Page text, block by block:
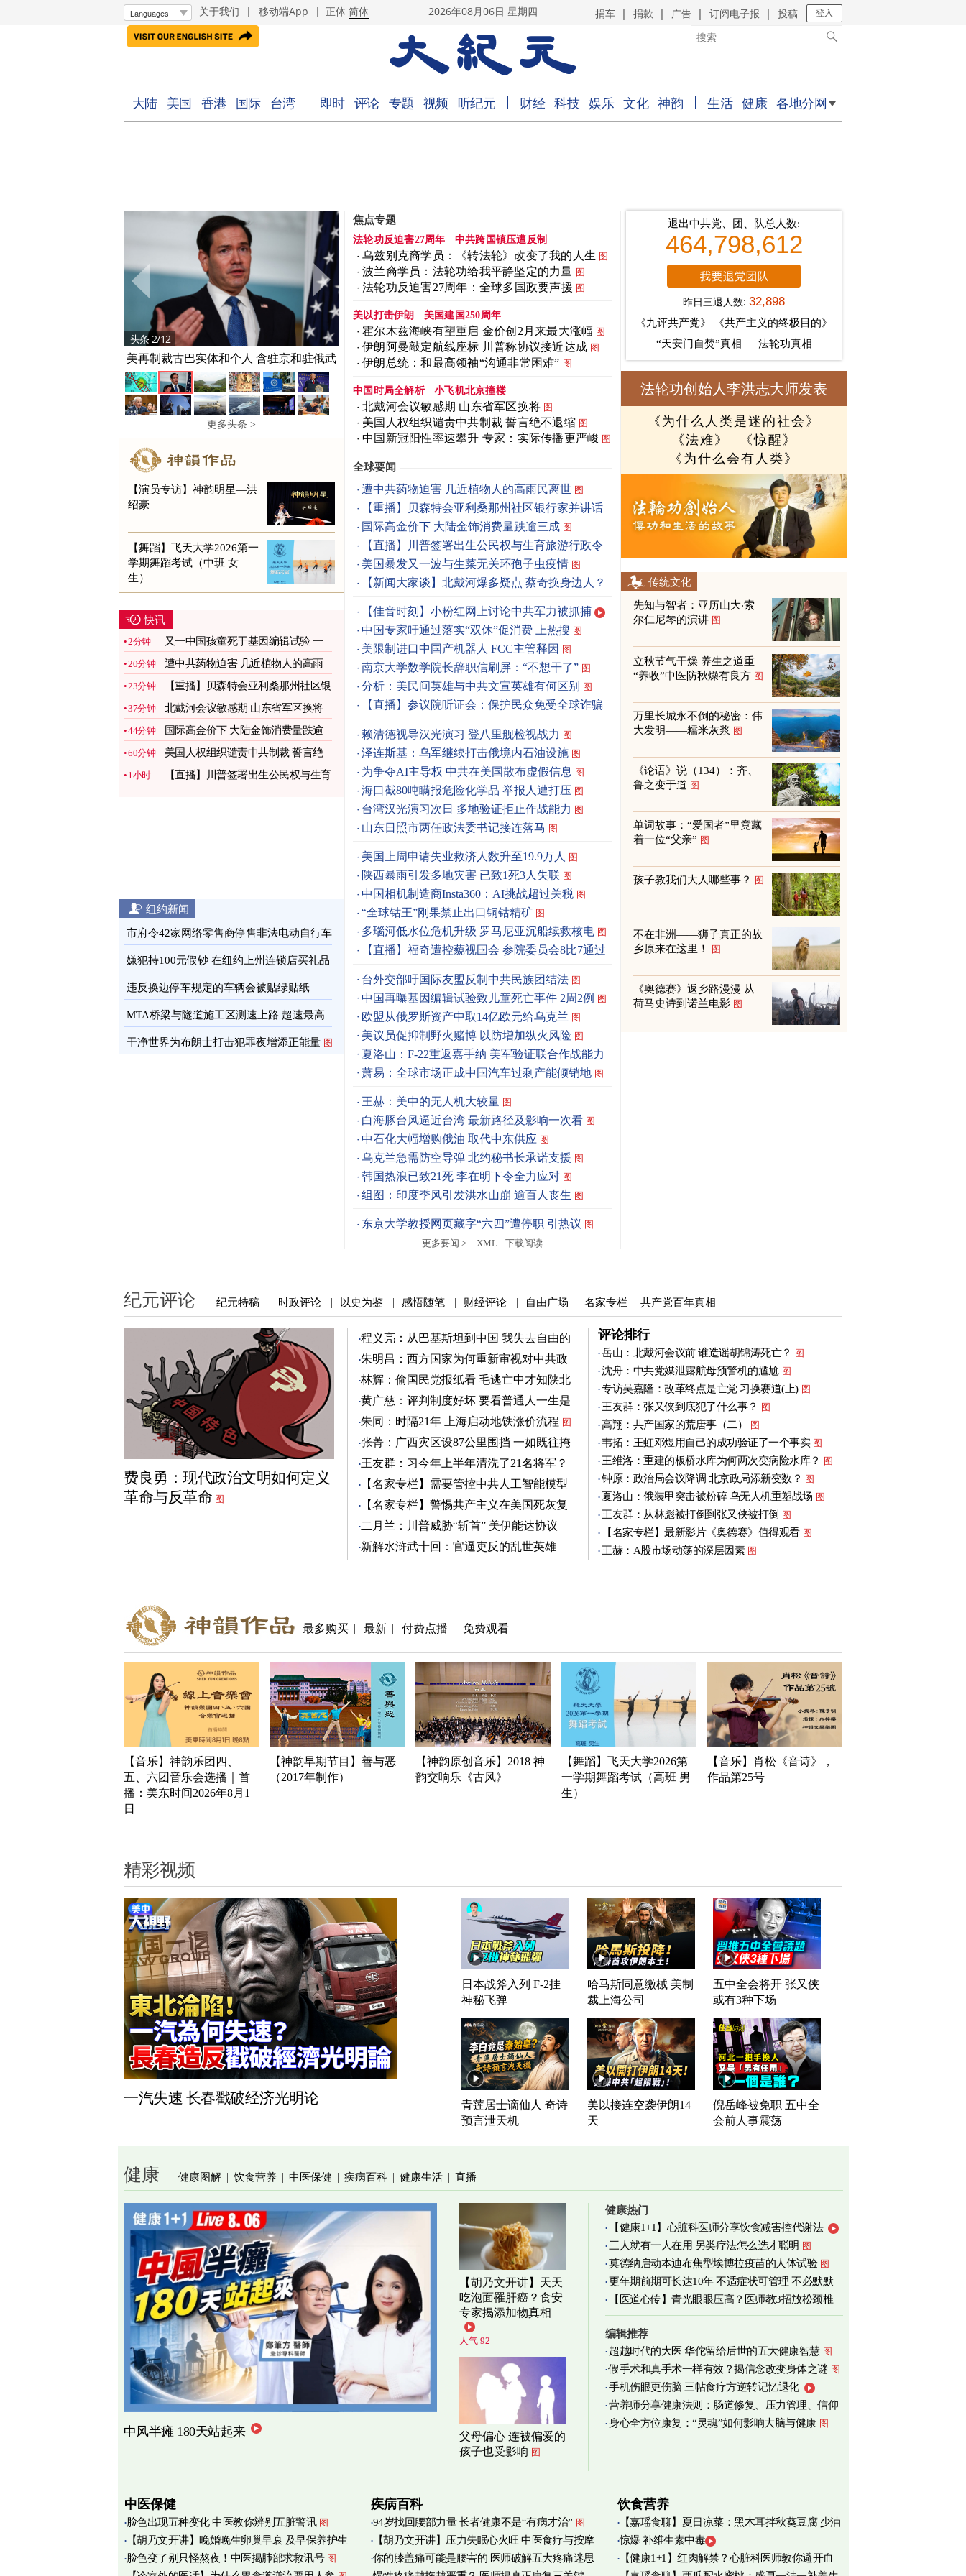
关于我们 | 移动端App | 正体 简体 2026年08月06日 星期四 捐车 捐款 广告 订阅电子报 投稿 登入
大陆 美国 香港 国际 台湾 即时 评论 专题 视频 听纪元 财经 科技 娱乐 文化 神韵 生活 健康 各地分网
头条 2/12
美再制裁古巴实体和个人 含驻京和驻俄武
官
更多头条 >
【演员专访】神韵明星—洪
绍豪
【舞蹈】飞天大学2026第一
学期舞蹈考试（中班 女
生）
快讯
2分钟
又一中国孩童死于基因编辑试验 一
文看懂 图
20分钟
遭中共药物迫害 几近植物人的高雨
民离世 图
23分钟
【重播】贝森特会亚利桑那州社区银
行家并讲话
37分钟 北戴河会议敏感期 山东省军区换将
图
44分钟
国际高金价下 大陆金饰消费量跌逾
三成 图
60分钟
美国人权组织谴责中共制裁 誓言绝
不退缩 图
1小时
【直播】川普签署出生公民权与生育
纽约新闻
市府令42家网络零售商停售非法电动自行车
图
嫌犯持100元假钞 在纽约上州连锁店买礼品
卡 图
违反换边停车规定的车辆会被贴绿贴纸
MTA桥梁与隧道施工区测速上路 超速最高
罚100元 图
干净世界为布朗士打击犯罪夜增添正能量 图
焦点专题
法轮功反迫害27周年 中共跨国镇压遭反制
乌兹别克裔学员：《转法轮》改变了我的人生 图
波兰裔学员：法轮功给我平静坚定的力量 图
法轮功反迫害27周年：全球多国政要声援 图
美以打击伊朗 美国建国250周年
霍尔木兹海峡有望重启 金价创2月来最大涨幅 图
伊朗阿曼敲定航线座标 川普称协议接近达成 图
伊朗总统：和最高领袖“沟通非常困难” 图
中国时局全解析 小飞机北京撞楼
北戴河会议敏感期 山东省军区换将 图
美国人权组织谴责中共制裁 誓言绝不退缩 图
中国新冠阳性率速攀升 专家：实际传播更严峻 图
全球要闻
遭中共药物迫害 几近植物人的高雨民离世 图
【重播】贝森特会亚利桑那州社区银行家并讲话
国际高金价下 大陆金饰消费量跌逾三成 图
【直播】川普签署出生公民权与生育旅游行政令
美国暴发又一波与生菜无关环孢子虫疫情 图
【新闻大家谈】北戴河爆多疑点 蔡奇换身边人？
【佳音时刻】小粉红网上讨论中共军力被抓捕
中国专家吁通过落实“双休”促消费 上热搜 图
美限制进口中国产机器人 FCC主管释因 图
南京大学数学院长辞职信刷屏：“不想干了” 图
分析：美民间英雄与中共文宣英雄有何区别 图
【直播】参议院听证会：保护民众免受全球诈骗
赖清德视导汉光演习 登八里舰检视战力 图
泽连斯基：乌军继续打击俄境内石油设施 图
为争夺AI主导权 中共在美国散布虚假信息 图
海口截80吨瞒报危险化学品 举报人遭打压 图
台湾汉光演习次日 多地验证拒止作战能力 图
山东日照市两任政法委书记接连落马 图
美国上周申请失业救济人数升至19.9万人 图
陕西暴雨引发多地灾害 已致1死3人失联 图
中国相机制造商Insta360：AI挑战超过关税 图
“全球钴王”刚果禁止出口铜钴精矿 图
多瑙河低水位危机升级 罗马尼亚沉船续救核电 图
【直播】福奇遭控藐视国会 参院委员会8比7通过
台外交部吁国际友盟反制中共民族团结法 图
中国再曝基因编辑试验致儿童死亡事件 2周2例 图
欧盟从俄罗斯资产中取14亿欧元给乌克兰 图
美议员促抑制野火赌博 以防增加纵火风险 图
夏洛山：F-22重返嘉手纳 美军验证联合作战能力
图
萧易：全球市场正成中国汽车过剩产能倾销地 图
王赫：美中的无人机大较量 图
白海豚台风逼近台湾 最新路径及影响一次看 图
中石化大幅增购俄油 取代中东供应 图
乌克兰急需防空导弹 北约秘书长承诺支援 图
韩国热浪已致21死 李在明下令全力应对 图
组图：印度季风引发洪水山崩 逾百人丧生 图
东京大学教授网页藏字“六四”遭停职 引热议 图
更多要闻 >
XML 下载阅读
退出中共党、团、队总人数:
464,798,612
昨日三退人数:32,898
《九评共产党》
《共产主义的终极目的》
“天安门自焚”真相
法轮功真相
法轮功创始人李洪志大师发表
《为什么人类是迷的社会》
《法难》
《惊醒》
《为什么会有人类》
传统文化
先知与智者：亚历山大‧索
尔仁尼琴的演讲 图
立秋节气干燥 养生之道重
“养收”中医防秋燥有良方 图
万里长城永不倒的秘密：伟
大发明——糯米灰浆 图
《论语》说（134）：齐、
鲁之变于道 图
单词故事：“爱国者”里竟藏
着一位“父亲” 图
孩子教我们大人哪些事？ 图
不在非洲——狮子真正的故
乡原来在这里！
图
《奥德赛》返乡路漫漫 从
荷马史诗到诺兰电影 图
纪元评论 纪元特稿 | 时政评论 | 以史为鉴 | 感悟随笔 | 财经评论 | 自由广场 | 名家专栏 | 共产党百年真相
费良勇：现代政治文明如何定义
革命与反革命 图
程义亮：从巴基斯坦到中国 我失去自由的
两年
朱明昌：西方国家为何重新审视对中共政
策？
图
林辉：偷国民党报纸看 毛逃亡中才知陕北
有刘志丹
图
黄广慈：评判制度好坏 要看普通人一生是
否安稳
图
朱同：时隔21年 上海启动地铁涨价流程 图
张菁：广西灾区设87公里围挡 一如既往掩
盖真相 图
王友群：习今年上半年清洗了21名将军？
图
【名家专栏】需要管控中共人工智能模型
图
【名家专栏】警惕共产主义在美国死灰复
燃 图
二月兰：川普威胁“斩首” 美伊能达协议
吗？ 图
新解水浒武十回：官逼吏反的乱世英雄
评论排行
岳山：北戴河会议前 谁造谣胡锦涛死亡？ 图
沈舟：中共党媒泄露航母预警机的尴尬 图
专访吴嘉隆：改革终点是亡党 习换赛道(上) 图
王友群：张又侠到底犯了什么事？ 图
高翔：共产国家的荒唐事（二） 图
韦拓：王虹邓煜用自己的成功验证了一个事实 图
王维洛：重建的板桥水库为何两次变病险水库？ 图
钟原：政治局会议降调 北京政局添新变数？ 图
夏洛山：俄装甲突击被粉碎 乌无人机重塑战场 图
王友群：从林彪被打倒到张又侠被打倒 图
【名家专栏】最新影片《奥德赛》值得观看 图
王赫：A股市场动荡的深层因素 图
最多购买 | 最新 | 付费点播 | 免费观看
【音乐】神韵乐团四、
五、六团音乐会选播｜首
播：美东时间2026年8月1
日
【神韵早期节目】善与恶
（2017年制作）
【神韵原创音乐】2018 神
韵交响乐《古风》
【舞蹈】飞天大学2026第
一学期舞蹈考试（高班 男
生）
【音乐】肖松《音诗》，
作品第25号
精彩视频
一汽失速 长春戳破经济光明论
日本战斧入列 F-2挂
神秘飞弹
哈马斯同意缴械 美制
裁上海公司
五中全会将开 张又侠
或有3种下场
青莲居士谪仙人 奇诗
预言泄天机
美以接连空袭伊朗14
天
倪岳峰被免职 五中全
会前人事震荡
健康 健康图解 | 饮食营养 | 中医保健 | 疾病百科 | 健康生活 | 直播
中风半瘫 180天站起来
【胡乃文开讲】天天
吃泡面罹肝癌？食安
专家揭添加物真相
人气 92
父母偏心 连被偏爱的
孩子也受影响 图
健康热门
【健康1+1】心脏科医师分享饮食减害控代谢法
三人就有一人在用 另类疗法怎么选才聪明 图
莫德纳启动本迪布焦型埃博拉疫苗的人体试验 图
更年期前期可长达10年 不适症状可管理 不必默默
忍受 图
【医道心传】青光眼眼压高？医师教3招放松颈椎
图
编辑推荐
超越时代的大医 华佗留给后世的五大健康智慧 图
假手术和真手术一样有效？揭信念改变身体之谜 图
手机伤眼更伤脑 三帖食疗方逆转记忆退化
营养师分享健康法则：肠道修复、压力管理、信仰
实践 图
身心全方位康复：“灵魂”如何影响大脑与健康 图
中医保健
脸色出现五种变化 中医教你辨别五脏警讯 图
【胡乃文开讲】晚婚晚生卵巢早衰 及早保养护生
育
脸色变了别只怪熬夜！中医揭肺部求救讯号 图
疾病百科
94岁找回腰部力量 长者健康不是“有病才治” 图
【胡乃文开讲】压力失眠心火旺 中医食疗与按摩
自救
你的膝盖痛可能是腰害的 医师破解五大疼痛迷思
饮食营养
【嘉瑶食聊】夏日凉菜：黑木耳拌秋葵豆腐 少油
烟清爽养心 图
惊爆 补维生素中毒
【健康1+1】红肉解禁？心脏科医师教你避开血